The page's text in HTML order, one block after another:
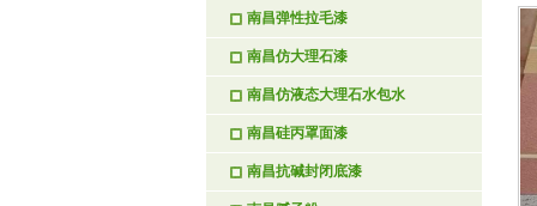
南昌弹性拉毛漆
南昌仿大理石漆
南昌仿液态大理石水包水
南昌硅丙罩面漆
南昌抗碱封闭底漆